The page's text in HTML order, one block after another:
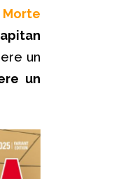
Morte
un
un